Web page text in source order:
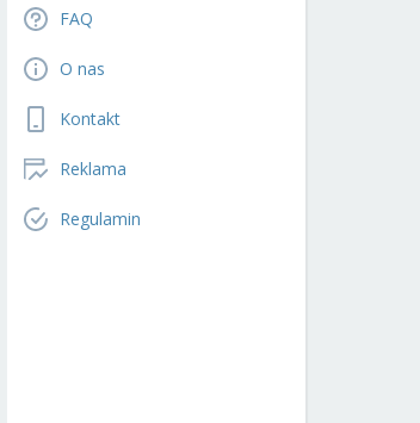
FAQ
O nas
Kontakt
Reklama
Regulamin